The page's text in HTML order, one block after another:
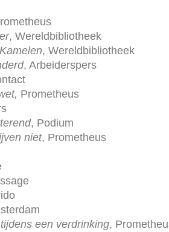
, Wereldbibliotheek
, Wereldbibliotheek
, Arbeiderspers
Prometheus
, Podium
niet, Prometheus
een verdrinking,